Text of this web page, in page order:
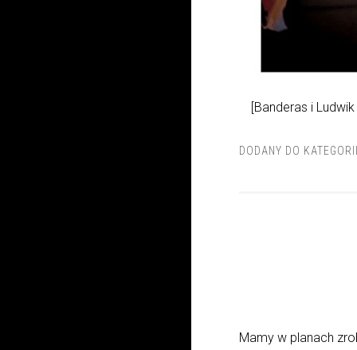
[Banderas i
DODANY DO
Mamy w planach